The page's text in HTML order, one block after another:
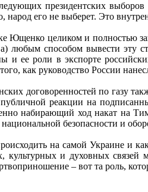
президентских
народ его не выберет. Это
Ющенко целиком и
любым способом вывести эту
ее роли в экспорте
как руководство России
договоренностей по газу
реакции на
набирающий ход накат на
безопасности и
на самой Украине и
культурных и духовных
– вот та роль,